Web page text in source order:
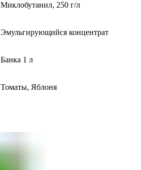
Миклобутанил, 250 г/л
Эмульгирующийся концентрат
Банка 1 л
Томаты, Яблоня